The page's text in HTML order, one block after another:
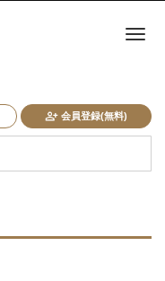
会員登録(無料)
ナ